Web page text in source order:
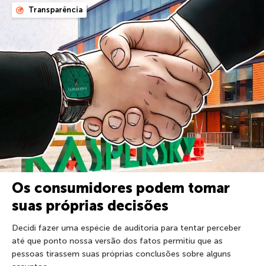
Transparência
Os consumidores podem tomar
suas próprias decisões
Decidi fazer uma espécie de auditoria para tentar perceber
até que ponto nossa versão dos fatos permitiu que as
pessoas tirassem suas próprias conclusões sobre alguns